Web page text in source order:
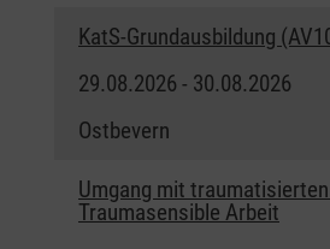
KatS-Grundausbildung
29.08.2026 - 30.08.2026
Ostbevern
Umgang mit
Traumasensible Arbeit